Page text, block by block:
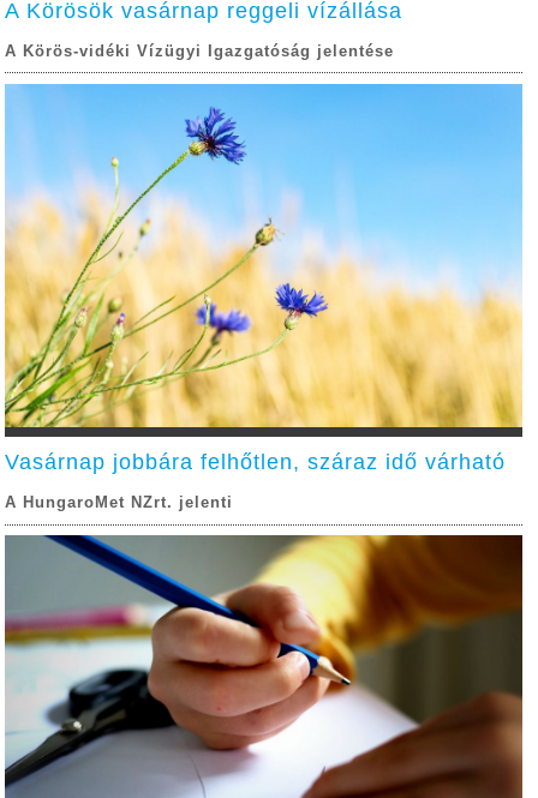
A Körösök vasárnap reggeli vízállása
A Körös-vidéki Vízügyi Igazgatóság jelentése
Vasárnap jobbára felhőtlen, száraz idő várható
A HungaroMet NZrt. jelenti